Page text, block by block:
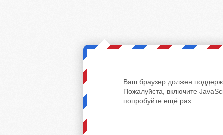
Ваш браузер должен
Пожалуйста, включите
попробуйте ещё раз